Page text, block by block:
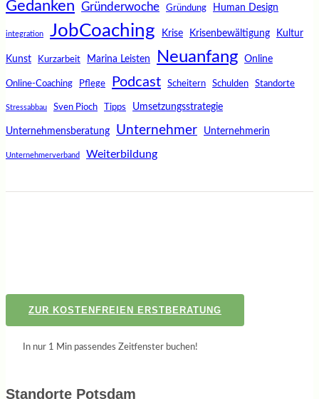
Gedanken Gründerwoche Gründung Human Design
integration JobCoaching Krise Krisenbewältigung Kultur
Kunst Kurzarbeit Marina Leisten Neuanfang Online
Online-Coaching Pflege Podcast Scheitern Schulden Standorte
Stressabbau Sven Pioch Tipps Umsetzungsstrategie
Unternehmensberatung Unternehmer Unternehmerin
Unternehmerverband Weiterbildung
ZUR KOSTENFREIEN ERSTBERATUNG
In nur 1 Min passendes Zeitfenster buchen!
Standorte Potsdam